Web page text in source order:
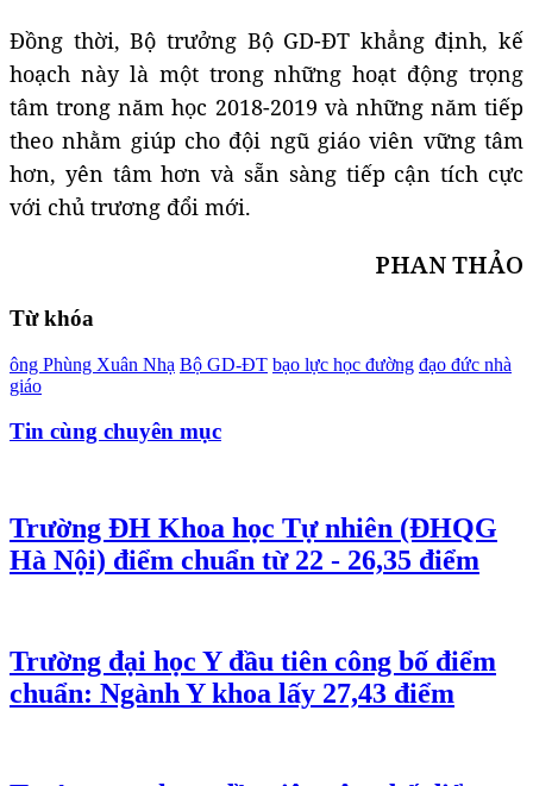
Đồng thời, Bộ trưởng Bộ GD-ĐT khẳng định, kế
hoạch này là một trong những hoạt động trọng
tâm trong năm học 2018-2019 và những năm tiếp
theo nhằm giúp cho đội ngũ giáo viên vững tâm
hơn, yên tâm hơn và sẵn sàng tiếp cận tích cực
với chủ trương đổi mới.
PHAN THẢO
Từ khóa
ông Phùng Xuân Nhạ Bộ GD-ĐT bạo lực học đường đạo đức nhà
giáo
Tin cùng chuyên mục
Trường ĐH Khoa học Tự nhiên (ĐHQG
Hà Nội) điểm chuẩn từ 22 - 26,35 điểm
Trường đại học Y đầu tiên công bố điểm
chuẩn: Ngành Y khoa lấy 27,43 điểm